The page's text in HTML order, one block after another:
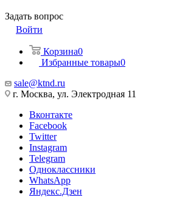
Задать вопрос
Войти
Корзина0
Избранные товары0
sale@ktnd.ru
г. Москва, ул. Электродная 11
Вконтакте
Facebook
Twitter
Instagram
Telegram
Одноклассники
WhatsApp
Яндекс.Дзен